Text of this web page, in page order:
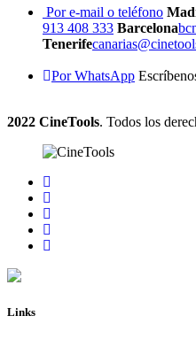
Por e-mail o teléfono
913 408 333 Barcelona
Tenerife
Por WhatsApp
2022 CineTools. Todos los
Links